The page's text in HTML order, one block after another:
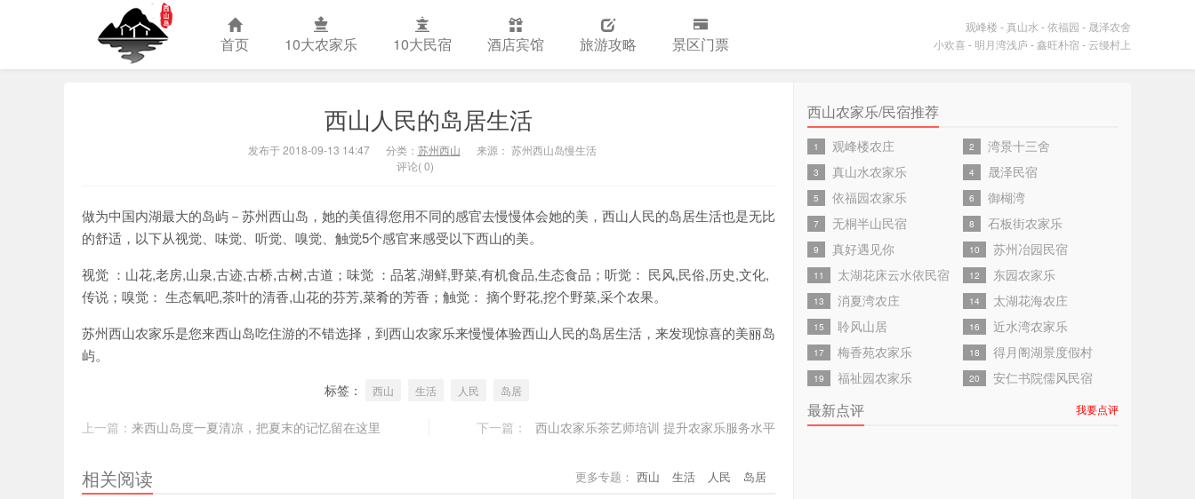
首页 10大农家乐 10大民宿 酒店宾馆 旅游攻略 景区门票
观峰楼 - 真山水 -依福园 - 晟泽农舍
小欢喜- 明月湾浅庐 -鑫旺朴宿- 云缦村上
西山人民的岛居生活
发布于 2018-09-13 14:47 分类： 苏州西山
来源： 苏州西山岛慢生活
评论( 0)
做为中国内湖最大的岛屿－苏州西山岛，她的美值得您用不同的感官去慢慢体会她的美，西山人民的岛居生活也是无比
的舒适，以下从视觉、味觉、听觉、嗅觉、触觉5个感官来感受以下西山的美。
视觉 ：山花,老房,山泉,古迹,古桥,古树,古道；味觉 ：品茗,湖鲜,野菜,有机食品,生态食品；听觉： 民风,民俗,历史,文化,
传说；嗅觉： 生态氧吧,茶叶的清香,山花的芬芳,菜肴的芳香；触觉： 摘个野花,挖个野菜,采个农果。
苏州西山农家乐是您来西山岛吃住游的不错选择，到西山农家乐来慢慢体验西山人民的岛居生活，来发现惊喜的美丽岛
屿。
标签： 西山 生活 人民 岛居
上一篇： 来西山岛度一夏清凉，把夏末的记忆留在这里 下一篇： 西山农家乐茶艺师培训 提升农家乐服务水平
更多专题： 西山 生活 人民 岛居
相关阅读
西山农家乐/民宿推荐
1 观峰楼农庄 2 湾景十三舍
3 真山水农家乐 4 晟泽民宿
5 依福园农家乐 6 御楜湾
7 无桐半山民宿 8 石板街农家乐
9 真好遇见你 10 苏州冶园民宿
11 太湖花床云水依民宿 12 东园农家乐
13 消夏湾农庄 14 太湖花海农庄
15 聆风山居 16 近水湾农家乐
17 梅香苑农家乐 18 得月阁湖景度假村
19 福祉园农家乐 20 安仁书院儒风民宿
最新点评 我要点评